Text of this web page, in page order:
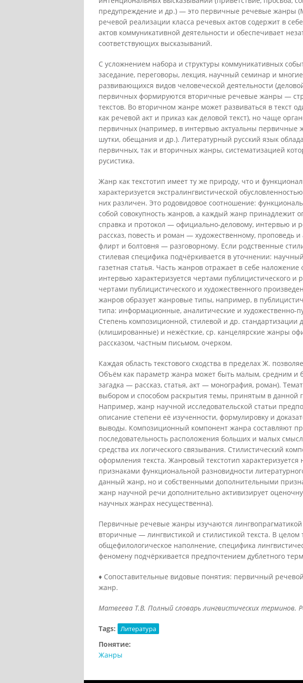
предупреждение и др.) — это первичные речевые жанры
речевой реализации класса речевых актов содержит в
актов коммуникативной деятельности и обеспечивает
соответствующих высказываний.
С усложнением набора и структуры коммуникативных
заседание, переговоры, лекция, научный семинар и
развивающихся видов человеческой деятельности
первичных формируются вторичные речевые жанры —
текстов. Во вторичном жанре может развиваться в текст
как речевой акт и приказ как деловой текст), но чаще
первичных (например, в интервью актуальны первичные
шутки, обещания и др.). Литературный русский язык
первичных, так и вторичных жанры, систематизацией
русистика.
Жанр как текстотип имеет ту же природу, что и
характеризуется экстралингвистической
них различен. Это родовидовое соотношение:
собой совокупность жанров, а каждый жанр принадлежит
справка и протокол — официально-деловому, интервью и
рассказ, повесть и роман — художественному, проповедь
флирт и болтовня — разговорному. Если родственные
стилевая специфика подчёркивается в уточнении:
газетная статья. Часть жанров отражает в себе
интервью характеризуется чертами публицистического и
чертами публицистического и художественного
жанров образует жанровые типы, например, в
типа: информационные, аналитические и художественно-
Степень композиционной, стилевой и др. стандартизации
(клишированные) и нежёсткие, ср. канцелярские жанры
рассказом, частным письмом, очерком.
Каждая область текстового сходства в пределах Ж.
Объём как параметр жанра может быть малым, средним и
загадка — рассказ, статья, акт — монография, роман).
выбором и способом раскрытия темы, принятым в данной
Например, жанр научной исследовательской статьи
описание степени её изученности, формулировку и
выводы. Композиционный компонент жанра составляют
последовательность расположения больших и малых
средства их логического связывания. Стилистический
оформления текста. Жанровый текстотип характеризуется
признаками функциональной разновидности
данный жанр, но и собственными дополнительными
жанр научной речи дополнительно активизирует
научных жанрах несущественна).
Первичные речевые жанры изучаются лингвопрагматикой
вторичные — лингвистикой и стилистикой текста. В
общефилологическое наполнение, специфика
феномену подчёркивается предпочтением дублетного
♦ Сопоставительные видовые понятия: первичный
жанр.
Матвеева Т.В. Полный словарь лингвистических терминов.
Tags: Литература
Понятие:
Жанры